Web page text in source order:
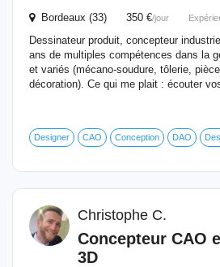
Bordeaux (33) 350 €/jour
Dessinateur produit, concepteur
ans de multiples compétences dans la
et variés (mécano-soudure, tôlerie,
décoration). Ce qui me plait : écouter
Designer CAO Conception DAO
Christophe C.
Concepteur CAO
3D